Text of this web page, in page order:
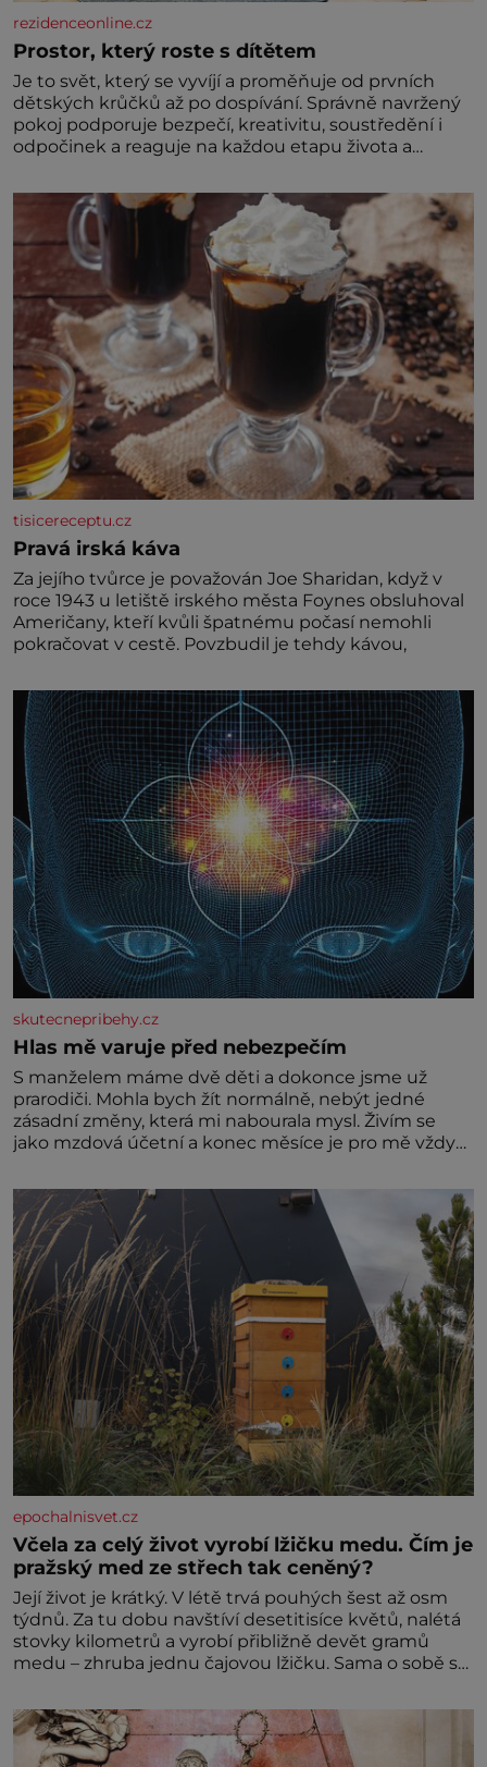
rezidenceonline.cz
Prostor, který roste s dítětem
Je to svět, který se vyvíjí a proměňuje od prvních
dětských krůčků až po dospívání. Správně navržený
pokoj podporuje bezpečí, kreativitu, soustředění i
odpočinek a reaguje na každou etapu života a
jednoduchost, měkkost a bezpečí, proto by pokoj
miminka měl působit především klidně a útulně.
Předškolní věk je
tisicereceptu.cz
Pravá irská káva
Za jejího tvůrce je považován Joe Sharidan, když v
roce 1943 u letiště irského města Foynes obsluhoval
Američany, kteří kvůli špatnému počasí nemohli
pokračovat v cestě. Povzbudil je tehdy kávou,
skutecnepribehy.cz
Hlas mě varuje před nebezpečím
S manželem máme dvě děti a dokonce jsme už
prarodiči. Mohla bych žít normálně, nebýt jedné
zásadní změny, která mi nabourala mysl. Živím se
jako mzdová účetní a konec měsíce je pro mě vždy
máme vnoučata, mi dcera čím dál častěji volá o
pomoc, co se hlídání týče. Dalo by se
epochalnisvet.cz
Včela za celý život vyrobí lžičku medu. Čím je
pražský med ze střech tak ceněný?
Její život je krátký. V létě trvá pouhých šest až osm
týdnů. Za tu dobu navštíví desetitisíce květů, nalétá
stovky kilometrů a vyrobí přibližně devět gramů
medu – zhruba jednu čajovou lžičku. Sama o sobě se
dalšími desítkami tisíc příslušnic svého včelstva,
vznikne jeden z nejdokonalejších organismů